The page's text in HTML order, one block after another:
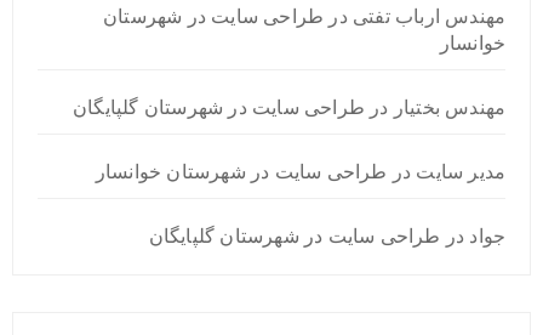
مهندس ارباب تفتی در طراحی سایت در شهرستان
خوانسار
مهندس بختیار در طراحی سایت در شهرستان گلپایگان
مدیر سایت در طراحی سایت در شهرستان خوانسار
جواد در طراحی سایت در شهرستان گلپایگان